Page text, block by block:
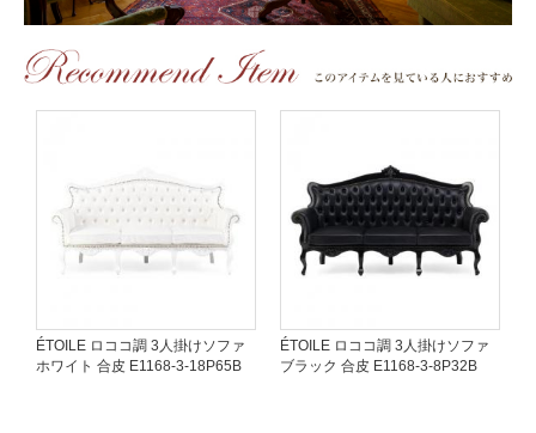
ÉTOILE ロココ調 3人掛けソファ
ホワイト 合皮 E1168-3-18P65B
ÉTOILE ロココ調 3人掛けソファ
ブラック 合皮 E1168-3-8P32B